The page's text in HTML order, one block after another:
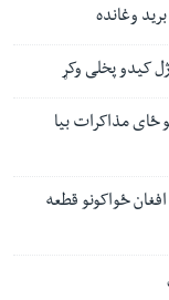
وغانده
ځای مذاکرات بیا
ځواکونو قطعه